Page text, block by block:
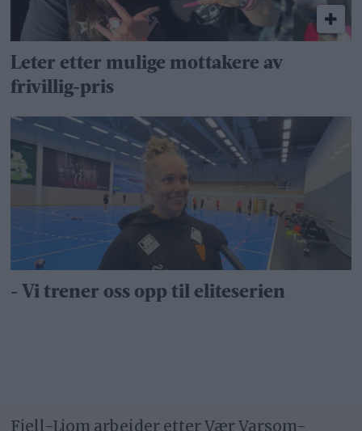
Leter etter mulige mottakere av
frivillig-pris
- Vi trener oss opp til eliteserien
Fjell-Ljom arbeider etterVær Varsom-